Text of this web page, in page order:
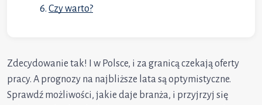
Czy warto?
Zdecydowanie tak! I w Polsce, i za granicą czekają oferty
pracy. A prognozy na najbliższe lata są optymistyczne.
Sprawdź możliwości, jakie daje branża, i przyjrzyj się